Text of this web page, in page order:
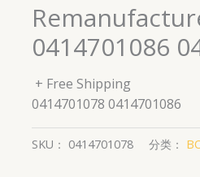
0414701086
+ Free Shipping
0414701078 0414701086
SKU： 0414701078 分类：